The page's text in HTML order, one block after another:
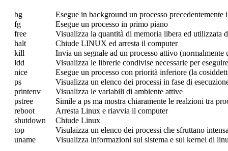
bg
Esegue in background un processo precedentemente
fg
Esegue un processo in primo piano
free
Visualizza la quantità di memoria libera ed utilizzata
halt
Chiude LINUX ed arresta il computer
kill
Invia un segnale ad un processo attivo (normalmente
ldd
Visualizza le librerie condivise necessarie per
nice
Esegue un processo con priorità inferiore (la
ps
Visualizza un elenco dei processi in fase di
printenv
Visualizza le variabili di ambiente attive
pstree
Simile a ps ma mostra chiaramente le realzioni tra
reboot
Arresta Linux e riavvia il computer
shutdown
Chiude Linux
top
Visulaizza un elenco dei processi che sfruttano
uname
Visualizza informazioni sul sistema e sul kernel di